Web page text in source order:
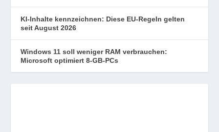
KI-Inhalte kennzeichnen: Diese EU-Regeln gelten
seit August 2026
Windows 11 soll weniger RAM verbrauchen:
Microsoft optimiert 8-GB-PCs